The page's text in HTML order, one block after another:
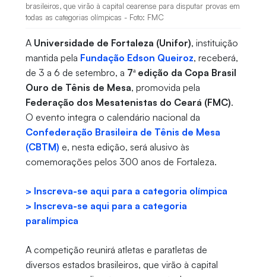
brasileiros, que virão à capital cearense para disputar provas em
todas as categorias olímpicas - Foto: FMC
A Universidade de Fortaleza (Unifor), instituição
mantida pela Fundação Edson Queiroz, receberá,
de 3 a 6 de setembro, a 7ª edição da Copa Brasil
Ouro de Tênis de Mesa, promovida pela
Federação dos Mesatenistas do Ceará (FMC).
O evento integra o calendário nacional da
Confederação Brasileira de Tênis de Mesa
(CBTM) e, nesta edição, será alusivo às
comemorações pelos 300 anos de Fortaleza.
> Inscreva-se aqui para a categoria olímpica
> Inscreva-se aqui para a categoria
paralímpica
A competição reunirá atletas e paratletas de
diversos estados brasileiros, que virão à capital